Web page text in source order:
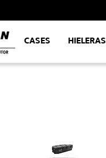
CASES HIELERAS